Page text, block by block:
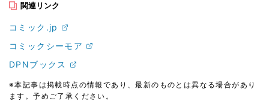
関連リンク
コミック.jp
コミックシーモア
DPNブックス
※本記事は掲載時点の情報であり、最新のものとは異なる場合があり
ます。予めご了承ください。